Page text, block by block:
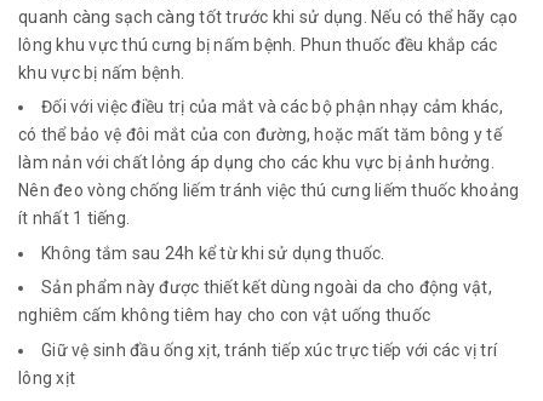
quanh càng sạch càng tốt trước khi sử dụng. Nếu có thể hãy cạo
lông khu vực thú cưng bị nấm bệnh. Phun thuốc đều khắp các
khu vực bị nấm bệnh.
Đối với việc điều trị của mắt và các bộ phận nhạy cảm khác,
có thể bảo vệ đôi mắt của con đường, hoặc mất tăm bông y tế
làm nản với chất lỏng áp dụng cho các khu vực bị ảnh hưởng.
Nên đeo vòng chống liếm tránh việc thú cưng liếm thuốc khoảng
ít nhất 1 tiếng.
Không tắm sau 24h kể từ khi sử dụng thuốc.
Sản phẩm này được thiết kết dùng ngoài da cho động vật,
nghiêm cấm không tiêm hay cho con vật uống thuốc
Giữ vệ sinh đầu ống xịt, tránh tiếp xúc trực tiếp với các vị trí
lông xịt